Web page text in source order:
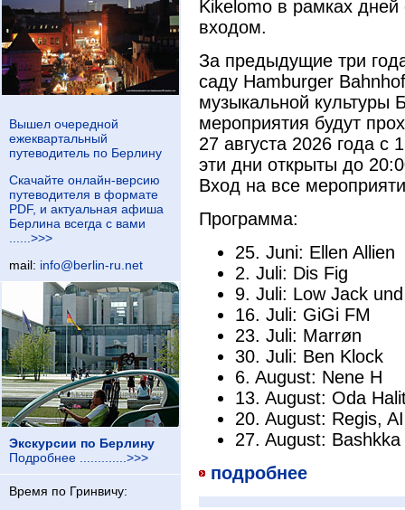
Вышел очередной
ежеквартальный
путеводитель по Берлину
Скачайте онлайн-версию
путеводителя в формате
PDF, и актуальная афиша
Берлина всегда с вами
......>>>
mail: info@berlin-ru.net
Экскурсии по Берлину
Подробнее .............>>>
Время по Гринвичу:
Kikelomo в рамках
входом.
За предыдущие три
саду Hamburger
музыкальной
мероприятия будут
27 августа 2026 года с
эти дни открыты до
Вход на все
Программа:
25. Juni: Ellen Allien
2. Juli: Dis Fig
9. Juli: Low Jack
16. Juli: GiGi FM
23. Juli: Marrøn
30. Juli: Ben Klock
6. August: Nene H
13. August: Oda
20. August: Regis,
27. August: Bashkka
подробнее